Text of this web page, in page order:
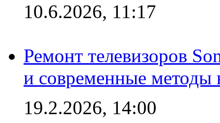
10.6.2026, 11:17
Ремонт телевизоров
и современные методы
19.2.2026, 14:00